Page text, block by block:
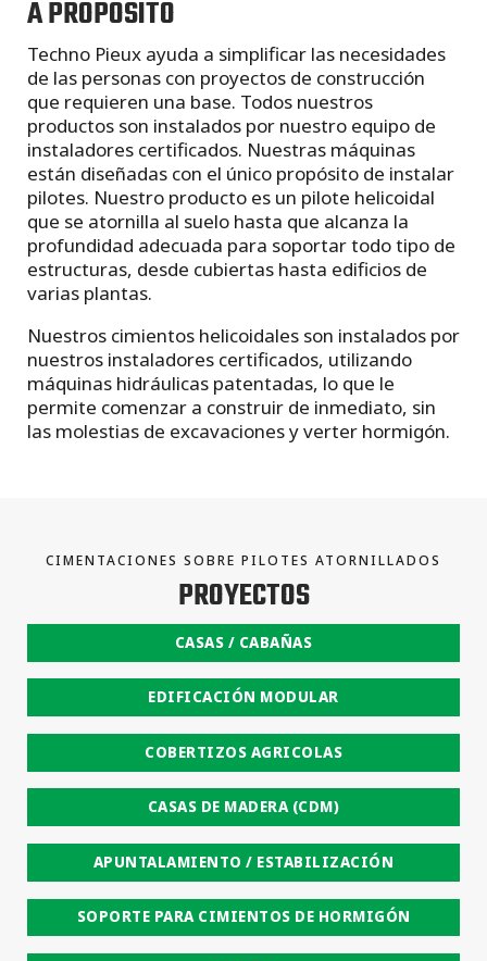
A PROPOSITO
Techno Pieux ayuda a simplificar las necesidades
de las personas con proyectos de construcción
que requieren una base. Todos nuestros
productos son instalados por nuestro equipo de
instaladores certificados. Nuestras máquinas
están diseñadas con el único propósito de instalar
pilotes. Nuestro producto es un pilote helicoidal
que se atornilla al suelo hasta que alcanza la
profundidad adecuada para soportar todo tipo de
estructuras, desde cubiertas hasta edificios de
varias plantas.
Nuestros cimientos helicoidales son instalados por
nuestros instaladores certificados, utilizando
máquinas hidráulicas patentadas, lo que le
permite comenzar a construir de inmediato, sin
las molestias de excavaciones y verter hormigón.
CIMENTACIONES SOBRE PILOTES ATORNILLADOS
PROYECTOS
CASAS / CABAÑAS
EDIFICACIÓN MODULAR
COBERTIZOS AGRICOLAS
CASAS DE MADERA (CDM)
APUNTALAMIENTO / ESTABILIZACIÓN
SOPORTE PARA CIMIENTOS DE HORMIGÓN